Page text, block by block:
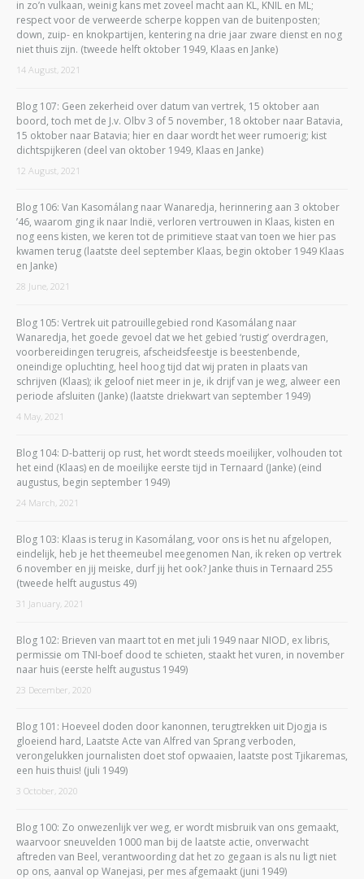
in zo’n vulkaan, weinig kans met zoveel macht aan KL, KNIL en ML;
respect voor de verweerde scherpe koppen van de buitenposten;
down, zuip- en knokpartijen, kentering na drie jaar zware dienst en nog
niet thuis zijn. (tweede helft oktober 1949, Klaas en Janke)
14 August, 2021
Blog 107: Geen zekerheid over datum van vertrek, 15 oktober aan
boord, toch met de J.v. Olbv 3 of 5 november, 18 oktober naar Batavia,
15 oktober naar Batavia; hier en daar wordt het weer rumoerig; kist
dichtspijkeren (deel van oktober 1949, Klaas en Janke)
12 August, 2021
Blog 106: Van Kasomálang naar Wanaredja, herinnering aan 3 oktober
’46, waarom ging ik naar Indië, verloren vertrouwen in Klaas, kisten en
nog eens kisten, we keren tot de primitieve staat van toen we hier pas
kwamen terug (laatste deel september Klaas, begin oktober 1949 Klaas
en Janke)
28 June, 2021
Blog 105: Vertrek uit patrouillegebied rond Kasomálang naar
Wanaredja, het goede gevoel dat we het gebied ‘rustig’ overdragen,
voorbereidingen terugreis, afscheidsfeestje is beestenbende,
oneindige opluchting, heel hoog tijd dat wij praten in plaats van
schrijven (Klaas); ik geloof niet meer in je, ik drijf van je weg, alweer een
periode afsluiten (Janke) (laatste driekwart van september 1949)
4 May, 2021
Blog 104: D-batterij op rust, het wordt steeds moeilijker, volhouden tot
het eind (Klaas) en de moeilijke eerste tijd in Ternaard (Janke) (eind
augustus, begin september 1949)
24 March, 2021
Blog 103: Klaas is terug in Kasomálang, voor ons is het nu afgelopen,
eindelijk, heb je het theemeubel meegenomen Nan, ik reken op vertrek
6 november en jij meiske, durf jij het ook? Janke thuis in Ternaard 255
(tweede helft augustus 49)
31 January, 2021
Blog 102: Brieven van maart tot en met juli 1949 naar NIOD, ex libris,
permissie om TNI-boef dood te schieten, staakt het vuren, in november
naar huis (eerste helft augustus 1949)
23 December, 2020
Blog 101: Hoeveel doden door kanonnen, terugtrekken uit Djogja is
gloeiend hard, Laatste Acte van Alfred van Sprang verboden,
verongelukken journalisten doet stof opwaaien, laatste post Tjikaremas,
een huis thuis! (juli 1949)
3 October, 2020
Blog 100: Zo onwezenlijk ver weg, er wordt misbruik van ons gemaakt,
waarvoor sneuvelden 1000 man bij de laatste actie, onverwacht
aftreden van Beel, verantwoording dat het zo gegaan is als nu ligt niet
op ons, aanval op Wanejasi, per mes afgemaakt (juni 1949)